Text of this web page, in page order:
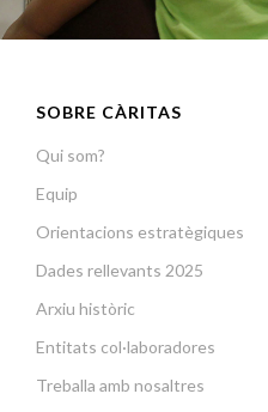
SOBRE CÀRITAS
Qui som?
Equip
Orientacions estratègiques
Dades rellevants 2025
Arxiu històric
Entitats col·laboradores
Treballa amb nosaltres